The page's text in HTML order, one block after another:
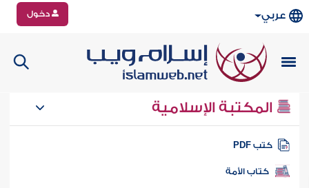
عربي دخول
المكتبة الإسلامية
كتب PDF